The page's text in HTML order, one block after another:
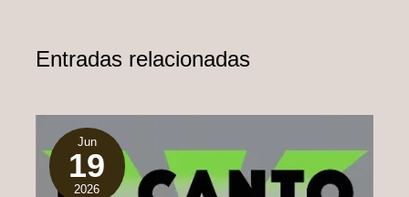
Entradas relacionadas
Jun
19
2026